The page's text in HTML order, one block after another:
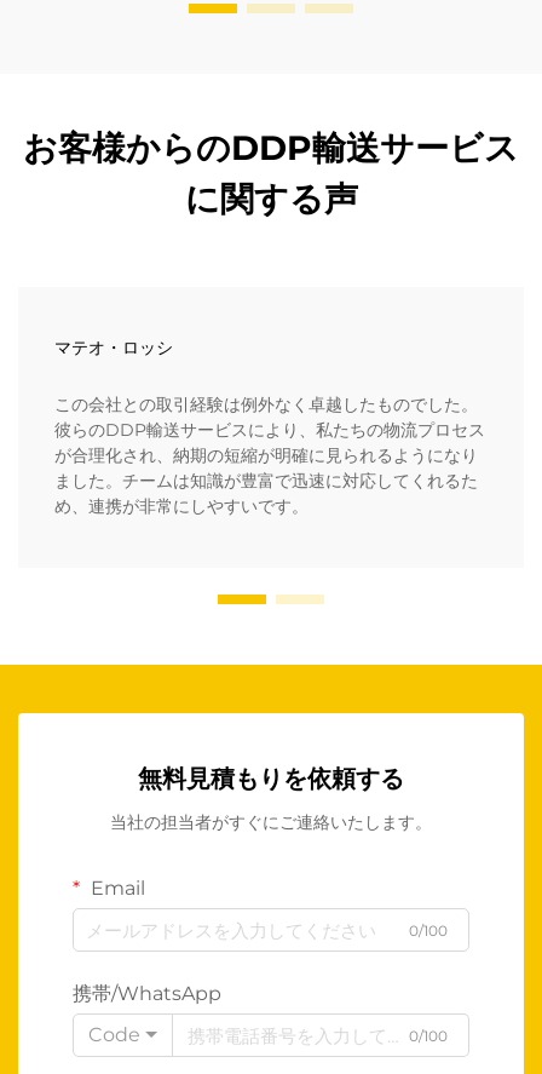
お客様からのDDP輸送サービス
に関する声
マテオ・ロッシ
この会社との取引経験は例外なく卓越したものでした。
彼らのDDP輸送サービスにより、私たちの物流プロセス
が合理化され、納期の短縮が明確に見られるようになり
ました。チームは知識が豊富で迅速に対応してくれるた
め、連携が非常にしやすいです。
無料見積もりを依頼する
当社の担当者がすぐにご連絡いたします。
Email
0/100
携帯/WhatsApp
Code
0/100